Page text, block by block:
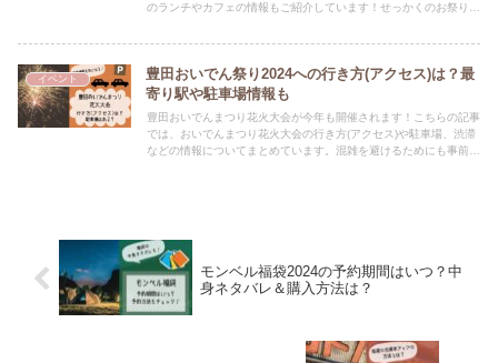
のランチやカフェの情報もご紹介しています！せっかくのお祭りで
イベント
豊田おいでん祭り2024への行き方(アクセス)は？最
寄り駅や駐車場情報も
豊田おいでんまつり花火大会が今年も開催されます！こちらの記事
では、おいでんまつり花火大会の行き方(アクセス)や駐車場、渋滞
などの情報についてまとめています。混雑を避けるためにも事前の
モンベル福袋2024の予約期間はいつ？中
身ネタバレ＆購入方法は？